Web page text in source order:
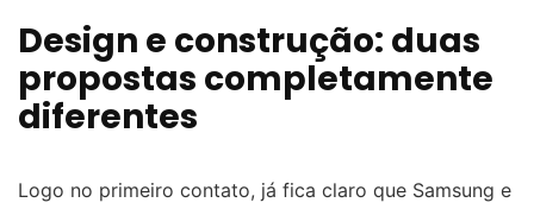
Design e construção: duas
propostas completamente
diferentes
Logo no primeiro contato, já fica claro que Samsung e